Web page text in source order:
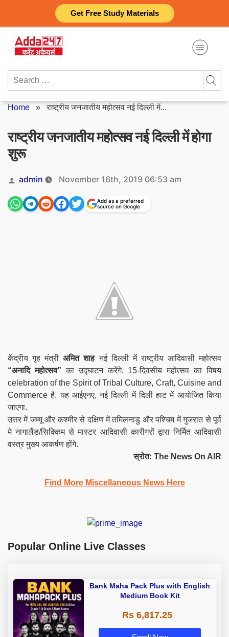
Get Free Study Materials
content
Search
Home »राष्ट्रीय जनजातीय महोत्सव नई दिल्ली में...
राष्ट्रीय जनजातीय महोत्सव नई दिल्ली में होगा
शुरू
Posted
by
admin November 16th, 2019 06:53 am
Add as a preferred
source on Google
केंद्रीय गृह मंत्रीअमित शाहनई दिल्ली में राष्ट्रीय आदिवासी महोत्सव
“अनादि महोत्सव”का उद्घाटन करेंगे. 15-दिवसीय महोत्सव का विषय
celebration of the Spirit of Tribal Culture, Craft, Cuisine and
Commerce है. यह आईएनए, नई दिल्ली में दिली हाट में आयोजित किया
जाएगा.
उत्तर में जम्मू और कश्मीर से दक्षिण में तमिलनाडु और पश्चिम में गुजरात से पूर्व
मे नागालैंड/सिक्किम से मास्टर आदिवासी कारीगरों द्वारा निर्मित आदिवासी
वस्त्र मुख्य आकर्षण होंगे.
स्रोत: The News On AIR
Find More Miscellaneous News Here
Popular Online Live Classes
Bank Maha Pack Plus with English
Medium Book Kit
Rs 6,817.25